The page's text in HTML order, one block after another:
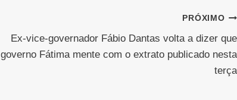
PRÓXIMO
Ex-vice-governador Fábio Dantas volta a dizer que
governo Fátima mente com o extrato publicado nesta
terça